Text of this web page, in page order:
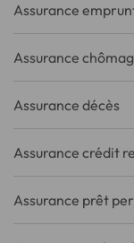
Assurance
Assurance
Assurance décès
Assurance crédit
Assurance prêt